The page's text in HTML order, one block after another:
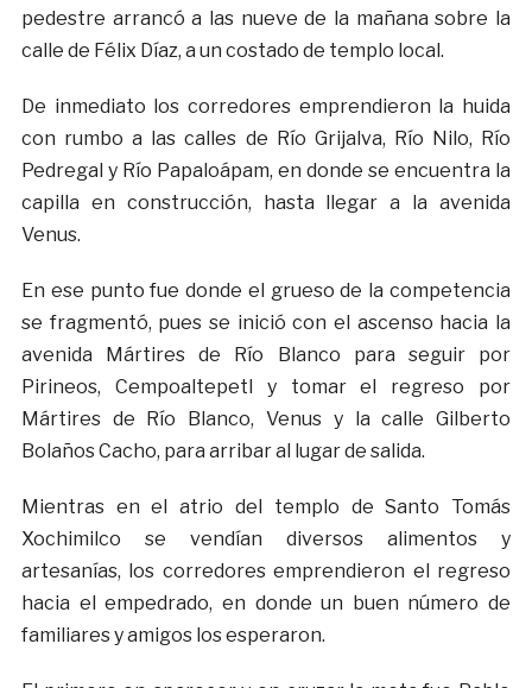
pedestre arrancó a las nueve de la mañana sobre la
calle de Félix Díaz, a un costado de templo local.
De inmediato los corredores emprendieron la huida
con rumbo a las calles de Río Grijalva, Río Nilo, Río
Pedregal y Río Papaloápam, en donde se encuentra la
capilla en construcción, hasta llegar a la avenida
Venus.
En ese punto fue donde el grueso de la competencia
se fragmentó, pues se inició con el ascenso hacia la
avenida Mártires de Río Blanco para seguir por
Pirineos, Cempoaltepetl y tomar el regreso por
Mártires de Río Blanco, Venus y la calle Gilberto
Bolaños Cacho, para arribar al lugar de salida.
Mientras en el atrio del templo de Santo Tomás
Xochimilco se vendían diversos alimentos y
artesanías, los corredores emprendieron el regreso
hacia el empedrado, en donde un buen número de
familiares y amigos los esperaron.